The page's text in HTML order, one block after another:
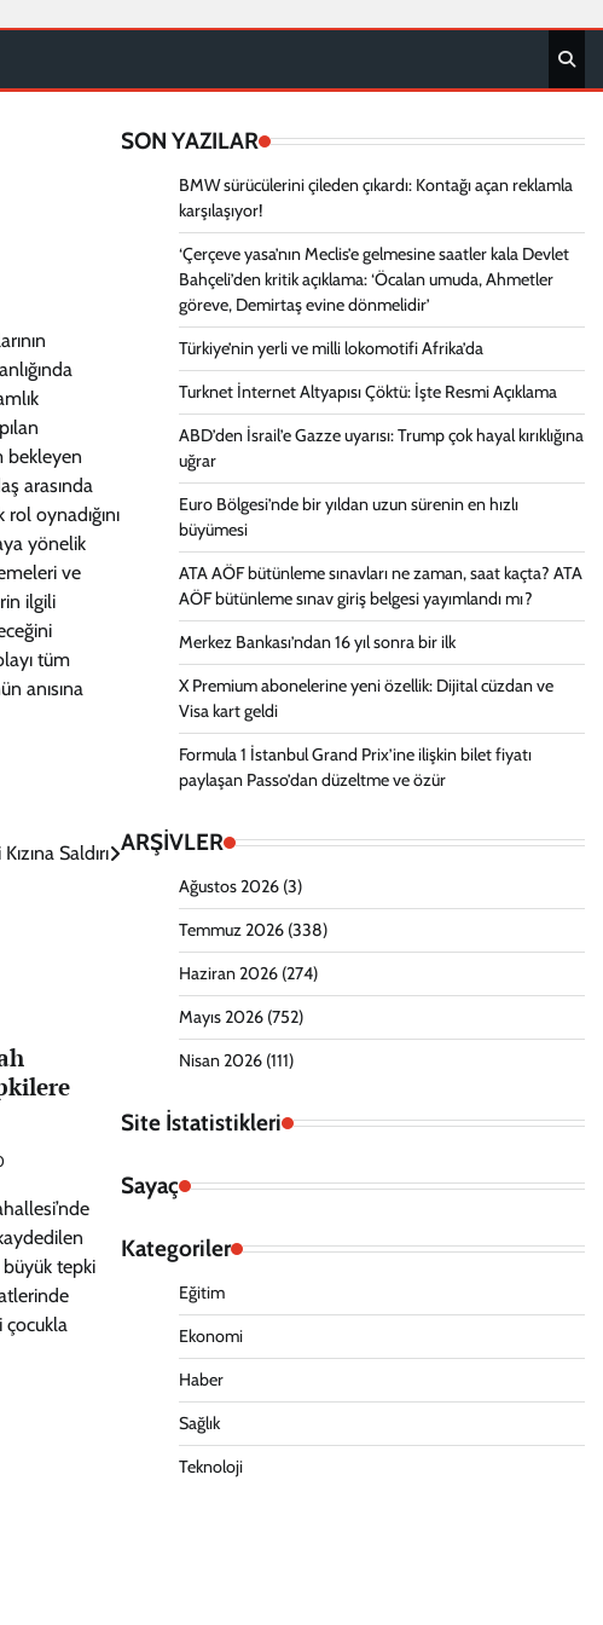
bekleyen
arasında
oynadığını
yönelik
ve
ilgili
tüm
anısına
Saldırı
tepki
çocukla
SON YAZILAR
BMW sürücülerini çileden çıkardı: Kontağı açan reklamla
karşılaşıyor!
‘Çerçeve yasa’nın Meclis’e gelmesine saatler kala Devlet
Bahçeli’den kritik açıklama: ‘Öcalan umuda, Ahmetler
göreve, Demirtaş evine dönmelidir’
Türkiye’nin yerli ve milli lokomotifi Afrika’da
Turknet İnternet Altyapısı Çöktü: İşte Resmi Açıklama
ABD’den İsrail’e Gazze uyarısı: Trump çok hayal kırıklığına
uğrar
Euro Bölgesi’nde bir yıldan uzun sürenin en hızlı
büyümesi
ATA AÖF bütünleme sınavları ne zaman, saat kaçta? ATA
AÖF bütünleme sınav giriş belgesi yayımlandı mı?
Merkez Bankası’ndan 16 yıl sonra bir ilk
X Premium abonelerine yeni özellik: Dijital cüzdan ve
Visa kart geldi
Formula 1 İstanbul Grand Prix’ine ilişkin bilet fiyatı
paylaşan Passo’dan düzeltme ve özür
ARŞİVLER
Ağustos 2026(3)
Temmuz 2026(338)
Haziran 2026(274)
Mayıs 2026(752)
Nisan 2026(111)
Site İstatistikleri
Sayaç
Kategoriler
Eğitim
Ekonomi
Haber
Sağlık
Teknoloji